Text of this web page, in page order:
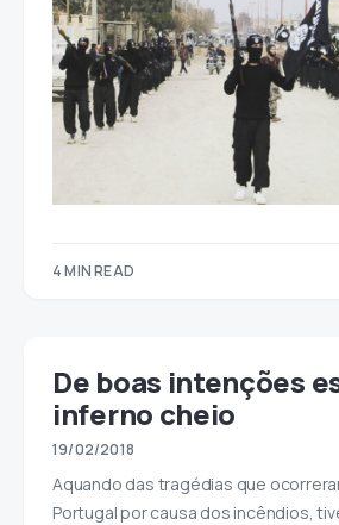
4 MIN READ
De boas intenções
inferno cheio
19/02/2018
Aquando das tragédias que
Portugal por causa dos incêndios,